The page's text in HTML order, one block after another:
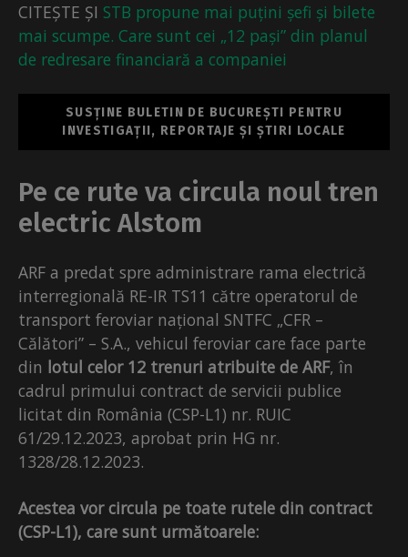
CITEȘTE ȘI STB propune mai puțini șefi și bilete
mai scumpe. Care sunt cei „12 pași” din planul
de redresare financiară a companiei
SUSȚINE BULETIN DE BUCUREȘTI PENTRU
INVESTIGAȚII, REPORTAJE ȘI ȘTIRI LOCALE
Pe ce rute va circula noul tren
electric Alstom
ARF a predat spre administrare rama electrică
interregională RE-IR TS11 către operatorul de
transport feroviar național SNTFC „CFR –
Călători” – S.A., vehicul feroviar care face parte
din lotul celor 12 trenuri atribuite de ARF, în
cadrul primului contract de servicii publice
licitat din România (CSP-L1) nr. RUIC
61/29.12.2023, aprobat prin HG nr.
1328/28.12.2023.
Acestea vor circula pe toate rutele din contract
(CSP-L1), care sunt următoarele: